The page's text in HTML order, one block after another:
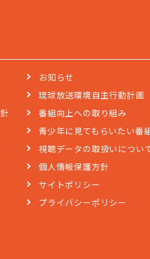
お知らせ
琉球放送環境自主行動計画
番組向上への取り組み
青少年に見てもらいたい番
視聴データの取扱いについ
個人情報保護方針
サイトポリシー
プライバシーポリシー